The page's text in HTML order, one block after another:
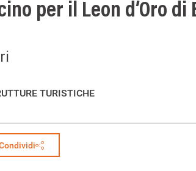
per il Leon d’Oro di
TURISTICHE